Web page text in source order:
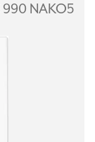
NAKO5